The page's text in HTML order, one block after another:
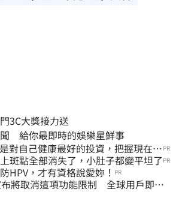
3C大獎接力送
給你最即時的娛樂星鮮事
對自己健康最好的投資，把握現在不 PR
斑點全部消失了，小肚子都變平坦了 PR
HPV，才有資格說愛妳！ PR
將取消這項功能限制 全球用戶即刻